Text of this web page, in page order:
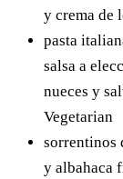
y crema de
pasta
salsa a
nueces y
Vegetarian
sorrentinos
y albahaca